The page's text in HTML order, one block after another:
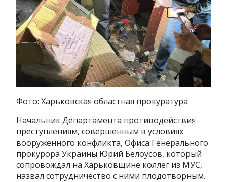
Фото: Харьковская областная прокуратура
Начальник Департамента противодействия
преступлениям, совершенным в условиях
вооруженного конфликта, Офиса Генерального
прокурора Украины Юрий Белоусов, который
сопровождал на Харьковщине коллег из МУС,
назвал сотрудничество с ними плодотворным.